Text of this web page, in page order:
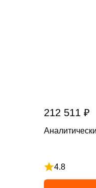
212 511 ₽
4.8
Рейтинг 4.8 из